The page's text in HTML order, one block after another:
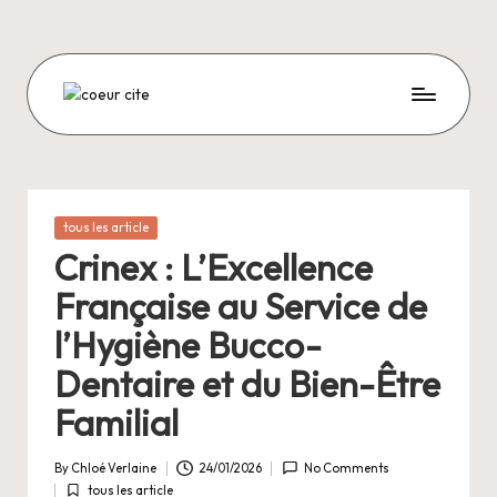
content
C
E
U
R
C
I
T
E
Posted
tous les article
Crinex : L’Excellence
Française au Service de
l’Hygiène Bucco-
Dentaire et du Bien-Être
Familial
Posted
By Chloé Verlaine 24/01/2026 No Comments
tous les article